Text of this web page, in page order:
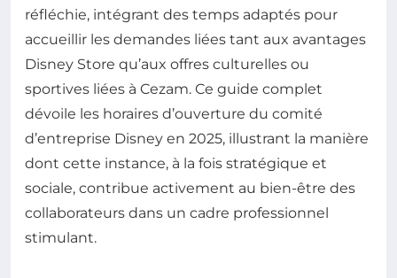
réfléchie, intégrant des temps adaptés pour
accueillir les demandes liées tant aux avantages
Disney Store qu’aux offres culturelles ou
sportives liées à Cezam. Ce guide complet
dévoile les horaires d’ouverture du comité
d’entreprise Disney en 2025, illustrant la manière
dont cette instance, à la fois stratégique et
sociale, contribue activement au bien-être des
collaborateurs dans un cadre professionnel
stimulant.